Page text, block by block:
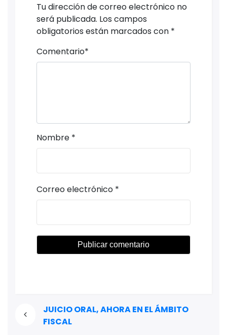
Tu dirección de correo electrónico no
será publicada. Los campos
obligatorios están marcados con *
Comentario*
Nombre *
Correo electrónico *
JUICIO ORAL, AHORA EN EL ÁMBITO
FISCAL